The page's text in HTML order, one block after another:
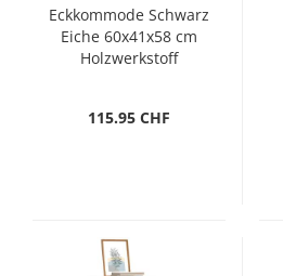
Eckkommode Schwarz
Eiche 60x41x58 cm
Holzwerkstoff
115.95 CHF